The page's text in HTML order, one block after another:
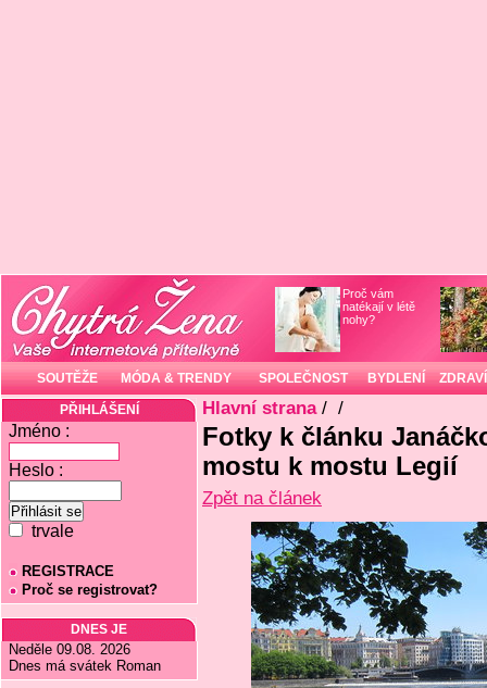
Proč vám
natékají v létě
nohy?
SOUTĚŽE MÓDA & TRENDY SPOLEČNOST BYDLENÍ ZDRAVÍ
PŘIHLÁŠENÍ
Jméno :
Heslo :
trvale
REGISTRACE
Proč se registrovat?
DNES JE
Neděle 09.08. 2026
Dnes má svátek Roman
Hlavní strana/ /
Fotky k článku
mostu k mostu Legií
Zpět na článek